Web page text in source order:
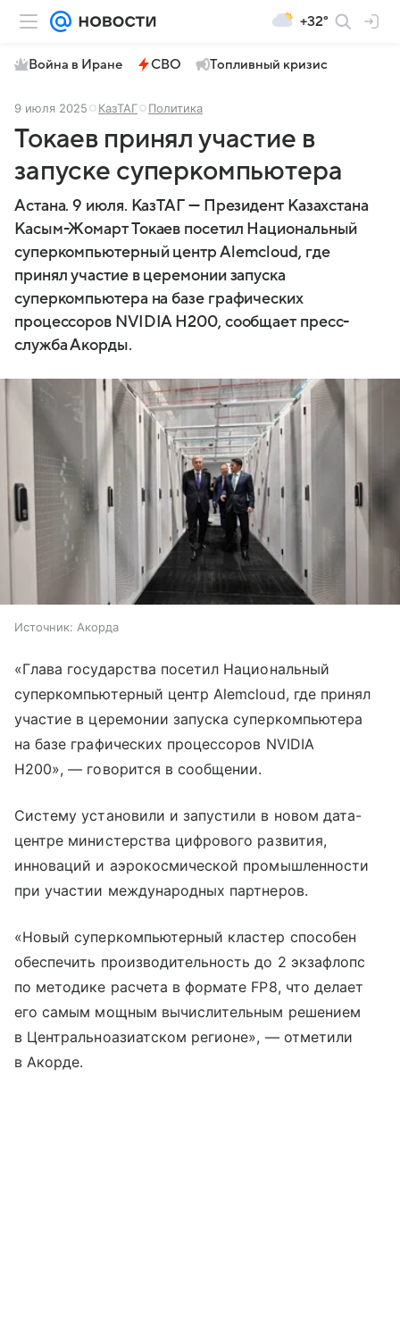
+32°
Война в Иране СВО Топливный кризис
9 июля 2025 КазТАГ Политика
Токаев принял участие в
запуске суперкомпьютера
Астана. 9 июля. КазТАГ — Президент Казахстана
Касым-Жомарт Токаев посетил Национальный
суперкомпьютерный центр Аlemcloud, где
принял участие в церемонии запуска
суперкомпьютера на базе графических
процессоров NVIDIA H200, сообщает пресс-
служба Акорды.
Источник: Акорда
«Глава государства посетил Национальный
суперкомпьютерный центр Аlemcloud, где принял
участие в церемонии запуска суперкомпьютера
на базе графических процессоров NVIDIA
H200», — говорится в сообщении.
Систему установили и запустили в новом дата-
центре министерства цифрового развития,
инноваций и аэрокосмической промышленности
при участии международных партнеров.
«Новый суперкомпьютерный кластер способен
обеспечить производительность до 2 экзафлопс
по методике расчета в формате FP8, что делает
его самым мощным вычислительным решением
в Центральноазиатском регионе», — отметили
в Акорде.